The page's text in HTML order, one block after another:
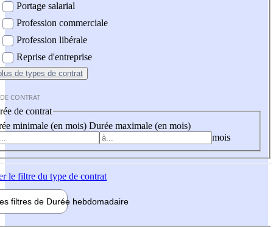
Portage salarial
Profession commerciale
Profession libérale
Reprise d'entreprise
de types de contrat
CONTRAT
de contrat
minimale (en mois) Durée maximale (en mois)
mois
le filtre du type de contrat
filtres de Durée hebdomadaire